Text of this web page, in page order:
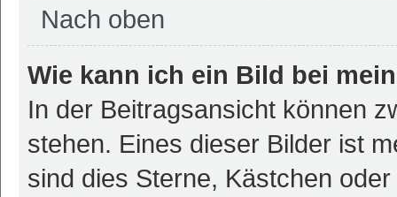
Nach oben
Wie kann ich ein Bild bei
In der Beitragsansicht können
stehen. Eines dieser Bilder ist
sind dies Sterne, Kästchen